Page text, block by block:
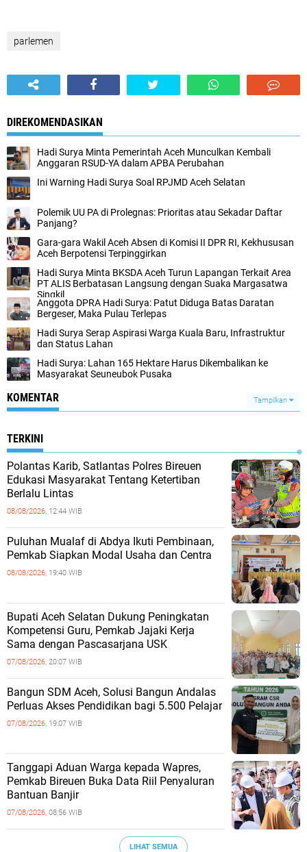
parlemen
DIREKOMENDASIKAN
Hadi Surya Minta Pemerintah Aceh Munculkan Kembali
Anggaran RSUD-YA dalam APBA Perubahan
Ini Warning Hadi Surya Soal RPJMD Aceh Selatan
Polemik UU PA di Prolegnas: Prioritas atau Sekadar Daftar
Panjang?
Gara-gara Wakil Aceh Absen di Komisi II DPR RI, Kekhususan
Aceh Berpotensi Terpinggirkan
Hadi Surya Minta BKSDA Aceh Turun Lapangan Terkait Area
PT ALIS Berbatasan Langsung dengan Suaka Margasatwa
Singkil
Anggota DPRA Hadi Surya: Patut Diduga Batas Daratan
Bergeser, Maka Pulau Terlepas
Hadi Surya Serap Aspirasi Warga Kuala Baru, Infrastruktur
dan Status Lahan
Hadi Surya: Lahan 165 Hektare Harus Dikembalikan ke
Masyarakat Seuneubok Pusaka
KOMENTAR Tampilkan
TERKINI
Polantas Karib, Satlantas Polres Bireuen
Edukasi Masyarakat Tentang Ketertiban
Berlalu Lintas
08/08/2026, 12:44 WIB
Puluhan Mualaf di Abdya Ikuti Pembinaan,
Pemkab Siapkan Modal Usaha dan Centra
08/08/2026, 19:40 WIB
Bupati Aceh Selatan Dukung Peningkatan
Kompetensi Guru, Pemkab Jajaki Kerja
Sama dengan Pascasarjana USK
07/08/2026, 20:07 WIB
‎Bangun SDM Aceh, Solusi Bangun Andalas
Perluas Akses Pendidikan bagi 5.500 Pelajar ‎
07/08/2026, 19:07 WIB
Tanggapi Aduan Warga kepada Wapres,
Pemkab Bireuen Buka Data Riil Penyaluran
Bantuan Banjir
07/08/2026, 08:56 WIB
LIHAT SEMUA